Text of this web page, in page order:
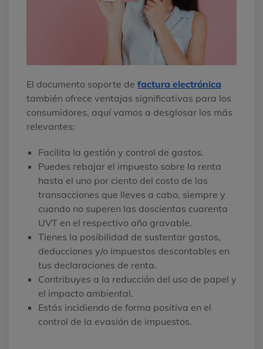
El documento soporte de factura electrónica
también ofrece ventajas significativas para los
consumidores, aquí vamos a desglosar los más
relevantes:
Facilita la gestión y control de gastos.
Puedes rebajar el impuesto sobre la renta
hasta el uno por ciento del costo de las
transacciones que lleves a cabo, siempre y
cuando no superen las doscientas cuarenta
UVT en el respectivo año gravable.
Tienes la posibilidad de sustentar gastos,
deducciones y/o impuestos descontables en
tus declaraciones de renta.
Contribuyes a la reducción del uso de papel y
el impacto ambiental.
Estás incidiendo de forma positiva en el
control de la evasión de impuestos.